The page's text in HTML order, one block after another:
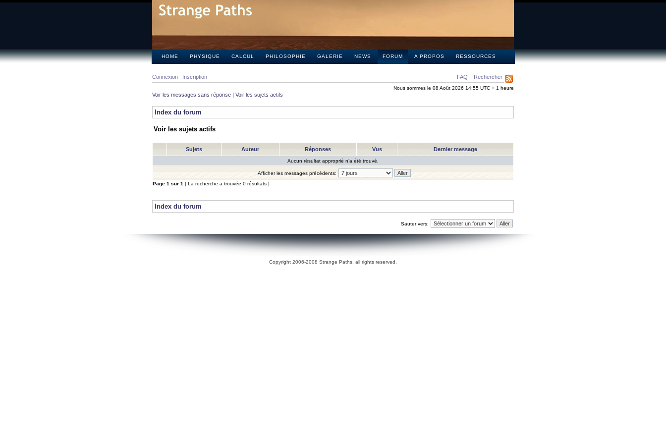
HOME PHYSIQUE CALCUL PHILOSOPHIE GALERIE NEWS FORUM A PROPOS RESSOURCES
FAQ Rechercher
Connexion Inscription
Nous sommes le 08 Août 2026 14:55 UTC + 1 heure
Voir les messages sans réponse | Voir les sujets actifs
Index du forum
Voir les sujets actifs
Sujets Auteur Réponses Vus Dernier message
Aucun résultat approprié n’a été trouvé.
Afficher les messages précédents:
Page 1 sur 1 [ La recherche a trouvée 0 résultats ]
Index du forum
Sauter vers:
Copyright 2006-2008 Strange Paths, all rights reserved.